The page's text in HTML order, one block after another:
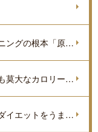
【ボディメイク｜トレーニング】トレーニングの根本「原理原則」を理解しよう。
【ダイエット｜カロリー制限】飲み物にも莫大なカロリーがあるのをご存知ですか？
【ケトジャニック｜ダイエット】低糖質ダイエットをうまく進めていくポイントを解説